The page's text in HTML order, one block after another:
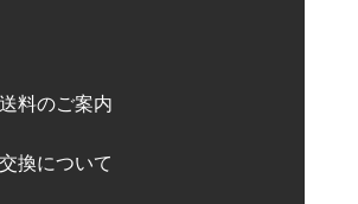
料のご案内
換について